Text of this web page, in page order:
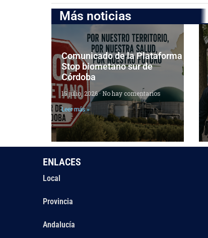
Más noticias
Comunicado de la Plataforma
Stop biometano sur de
Córdoba
15 julio, 2026No hay comentarios
Leer más »
ENLACES
Local
Provincia
Andalucía